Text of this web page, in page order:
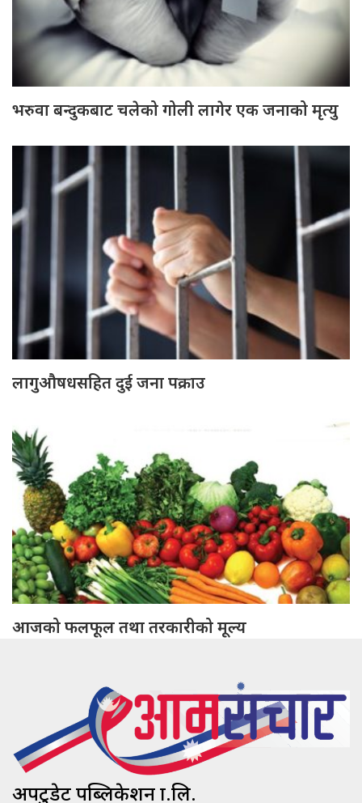
भरुवा बन्दुकबाट चलेको गोली लागेर एक जनाको मृत्यु
लागुऔषधसहित दुई जना पक्राउ
आजको फलफूल तथा तरकारीको मूल्य
अपटुडेट पब्लिकेशन प्रा.लि.